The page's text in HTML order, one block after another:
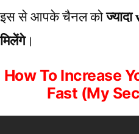
इस से आपके चैनल को
मिलेंगे।
How To Increase
Fast (My